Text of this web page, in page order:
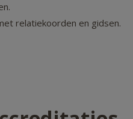
relatiekoorden en gidsen.